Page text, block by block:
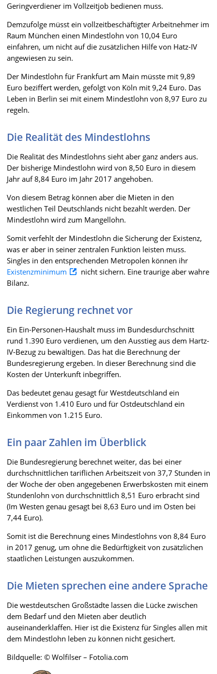
Geringverdiener im Vollzeitjob bedienen muss.
Demzufolge müsst ein vollzeitbeschäftigter Arbeitnehmer im
Raum München einen Mindestlohn von 10,04 Euro
einfahren, um nicht auf die zusätzlichen Hilfe von Hatz-IV
angewiesen zu sein.
Der Mindestlohn für Frankfurt am Main müsste mit 9,89
Euro beziffert werden, gefolgt von Köln mit 9,24 Euro. Das
Leben in Berlin sei mit einem Mindestlohn von 8,97 Euro zu
regeln.
Die Realität des Mindestlohns
Die Realität des Mindestlohns sieht aber ganz anders aus.
Der bisherige Mindestlohn wird von 8,50 Euro in diesem
Jahr auf 8,84 Euro im Jahr 2017 angehoben.
Von diesem Betrag können aber die Mieten in den
westlichen Teil Deutschlands nicht bezahlt werden. Der
Mindestlohn wird zum Mangellohn.
Somit verfehlt der Mindestlohn die Sicherung der Existenz,
was er aber in seiner zentralen Funktion leisten muss.
Singles in den entsprechenden Metropolen können ihr
Existenzminimum
nicht sichern. Eine traurige aber wahre
Bilanz.
Die Regierung rechnet vor
Ein Ein-Personen-Haushalt muss im Bundesdurchschnitt
rund 1.390 Euro verdienen, um den Ausstieg aus dem Hartz-
IV-Bezug zu bewältigen. Das hat die Berechnung der
Bundesregierung ergeben. In dieser Berechnung sind die
Kosten der Unterkunft inbegriffen.
Das bedeutet genau gesagt für Westdeutschland ein
Verdienst von 1.410 Euro und für Ostdeutschland ein
Einkommen von 1.215 Euro.
Ein paar Zahlen im Überblick
Die Bundesregierung berechnet weiter, das bei einer
durchschnittlichen tariflichen Arbeitszeit von 37,7 Stunden in
der Woche der oben angegebenen Erwerbskosten mit einem
Stundenlohn von durchschnittlich 8,51 Euro erbracht sind
(Im Westen genau gesagt bei 8,63 Euro und im Osten bei
7,44 Euro).
Somit ist die Berechnung eines Mindestlohns von 8,84 Euro
in 2017 genug, um ohne die Bedürftigkeit von zusätzlichen
staatlichen Leistungen auszukommen.
Die Mieten sprechen eine andere Sprache
Die westdeutschen Großstädte lassen die Lücke zwischen
dem Bedarf und den Mieten aber deutlich
auseinanderklaffen. Hier ist die Existenz für Singles allen mit
dem Mindestlohn leben zu können nicht gesichert.
Bildquelle: © Wolfilser – Fotolia.com